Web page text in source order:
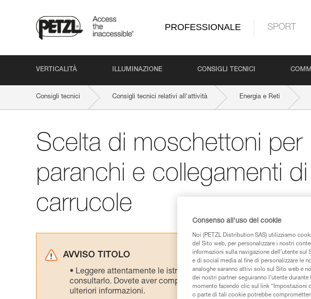
PROFESSIONALE SPORT
VERTICALITÀ ILLUMINAZIONE CONSIGLI TECNICI
Consigli tecnici Consigli tecnici relativi all'attività Energia e Reti
Scelta di moschettoni per
paranchi e collegamenti di
carrucole
AVVISO TITOLO
Leggere attentamente le istruzioni tecniche dei prodotti utilizzati
consultarlo. Dovete aver compreso le informazioni dell’istruzione
ulteriori informazioni.
Consenso all'uso dei cookie
Noi (PETZL Distribution SAS) utilizziamo
del Sito web, per personalizzare i nostri
informazioni sulla navigazione dell’utente
e di social media al fine di personalizzare le
analoghe saranno attivi solo sul Sito web e
dei nostri partner seguiranno l’utente
momento facendo clic sul link “Impostazioni
o parte di tali cookie potrebbe